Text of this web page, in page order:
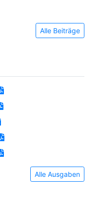
Alle Beiträge
Alle Ausgaben